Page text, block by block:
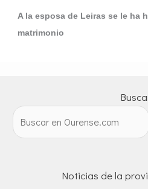
A la esposa de Leiras se le ha
matrimonio
Noticias de la